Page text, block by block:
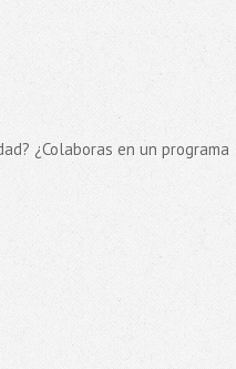
¿Colaboras en un programa